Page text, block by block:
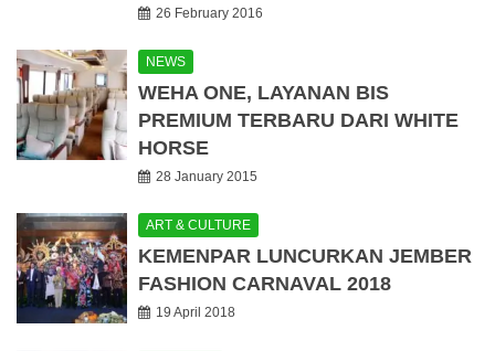
26 February 2016
NEWS
WEHA ONE, LAYANAN BIS
PREMIUM TERBARU DARI WHITE
HORSE
28 January 2015
ART & CULTURE
KEMENPAR LUNCURKAN JEMBER
FASHION CARNAVAL 2018
19 April 2018